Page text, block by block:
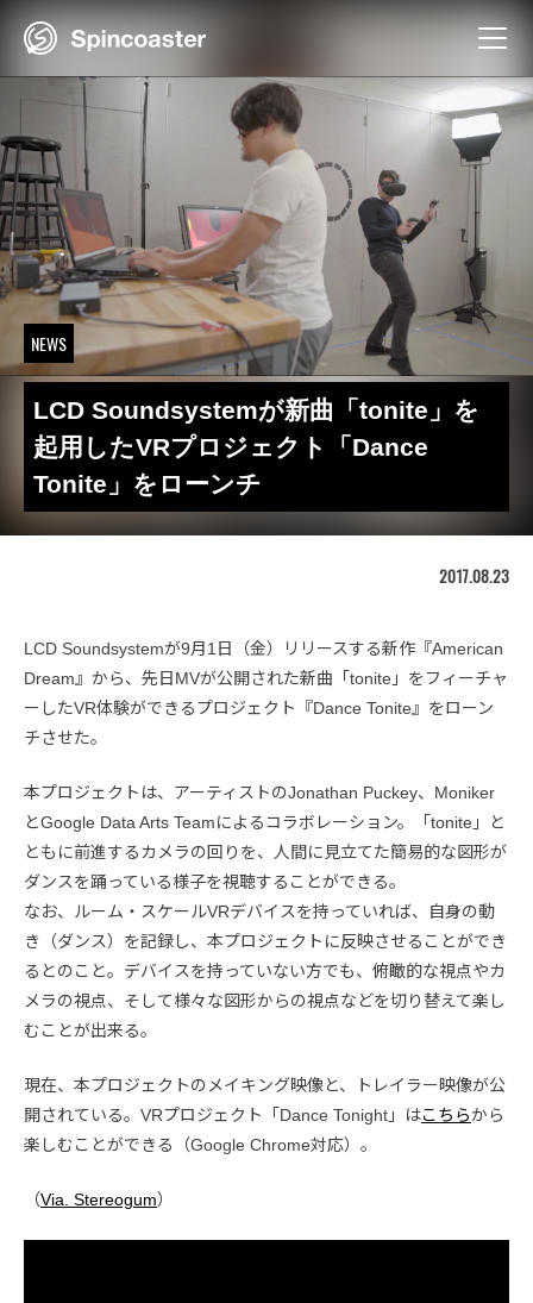
Skip
NEWS
LCD Soundsystemが新曲「tonite」を
起用したVRプロジェクト「Dance
Tonite」をローンチ
2017.08.23
LCD Soundsystemが9月1日（金）リリースする新作『American
Dream』から、先日MVが公開された新曲「tonite」をフィーチャ
ーしたVR体験ができるプロジェクト『Dance Tonite』をローン
チさせた。
本プロジェクトは、アーティストのJonathan Puckey、Moniker
とGoogle Data Arts Teamによるコラボレーション。「tonite」と
ともに前進するカメラの回りを、人間に見立てた簡易的な図形が
ダンスを踊っている様子を視聴することができる。
なお、ルーム・スケールVRデバイスを持っていれば、自身の動
き（ダンス）を記録し、本プロジェクトに反映させることができ
るとのこと。デバイスを持っていない方でも、俯瞰的な視点やカ
メラの視点、そして様々な図形からの視点などを切り替えて楽し
むことが出来る。
現在、本プロジェクトのメイキング映像と、トレイラー映像が公
開されている。VRプロジェクト「Dance Tonight」はこちらから
楽しむことができる（Google Chrome対応）。
（Via. Stereogum）